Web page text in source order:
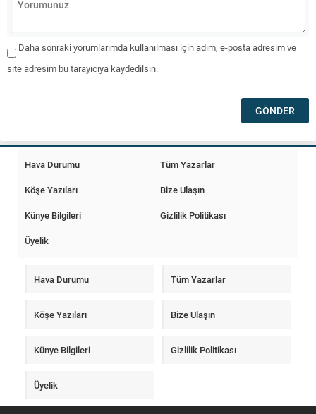
Daha sonraki yorumlarımda kullanılması için adım, e-posta adresim ve
site adresim bu tarayıcıya kaydedilsin.
Hava Durumu
Tüm Yazarlar
Köşe Yazıları
Bize Ulaşın
Künye Bilgileri
Gizlilik Politikası
Üyelik
Hava Durumu Tüm Yazarlar
Köşe Yazıları Bize Ulaşın
Künye Bilgileri Gizlilik Politikası
Üyelik